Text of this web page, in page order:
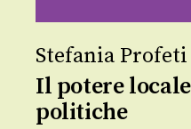
Stefania Profeti
Il potere
politiche